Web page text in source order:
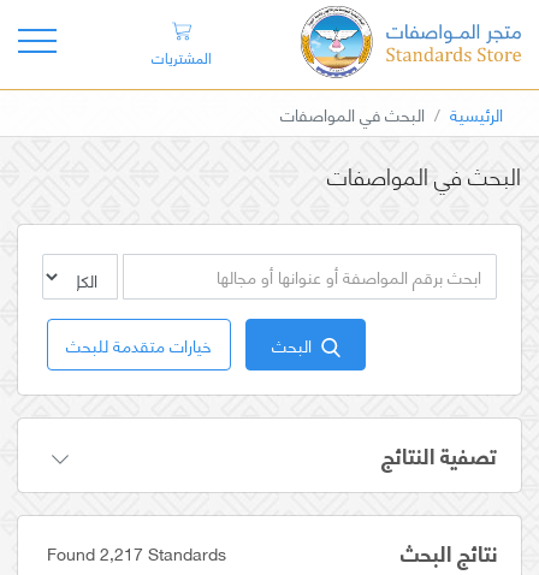
المشتريات
الرئيسية البحث في المواصفات
البحث في المواصفات
البحث خيارات متقدمة للبحث
تصفية النتائج
نتائج البحث Found 2,217 Standards